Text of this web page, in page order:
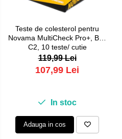
Teste de colesterol pentru
Novama MultiCheck Pro+, BK-
C2, 10 teste/ cutie
119,99 Lei
107,99 Lei
In stoc
Adauga in cos